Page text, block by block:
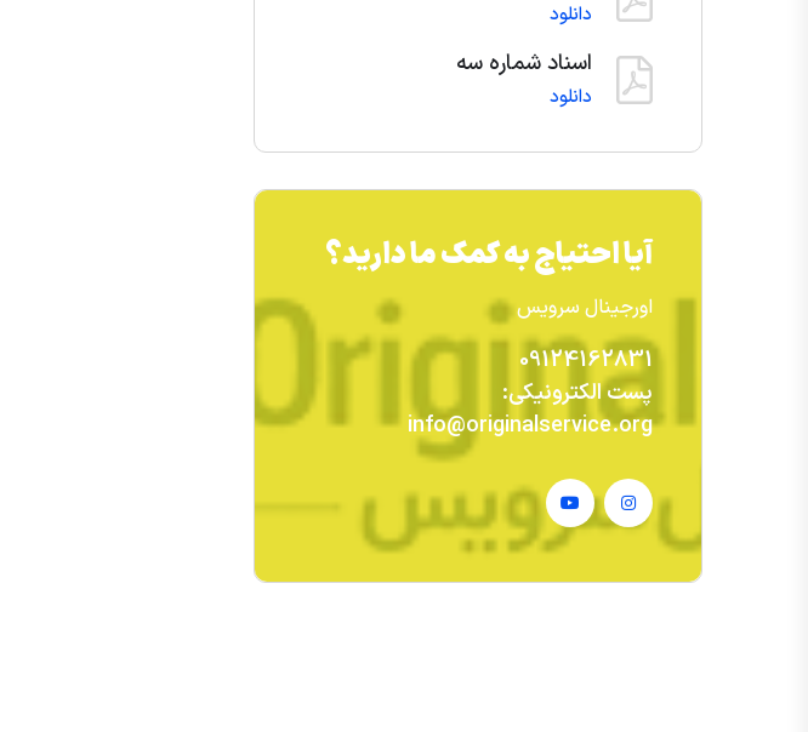
دانلود
اسناد شماره سه
دانلود
آیا احتیاج به کمک ما دارید؟
اورجینال سرویس
09124162831
پست الکترونیکی:
info@originalservice.org